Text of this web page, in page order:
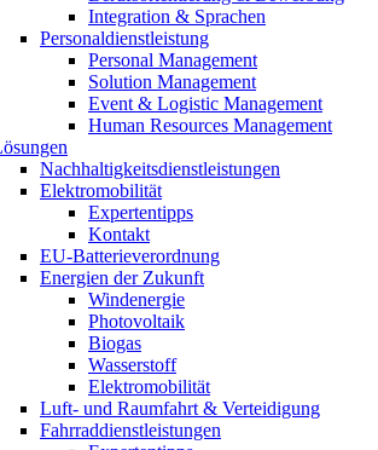
Integration & Sprachen
Personaldienstleistung
Personal Management
Solution Management
Event & Logistic Management
Human Resources Management
Nachhaltigkeitsdienstleistungen
Elektromobilität
Expertentipps
Kontakt
EU-Batterieverordnung
Energien der Zukunft
Windenergie
Photovoltaik
Biogas
Wasserstoff
Elektromobilität
Luft- und Raumfahrt & Verteidigung
Fahrraddienstleistungen